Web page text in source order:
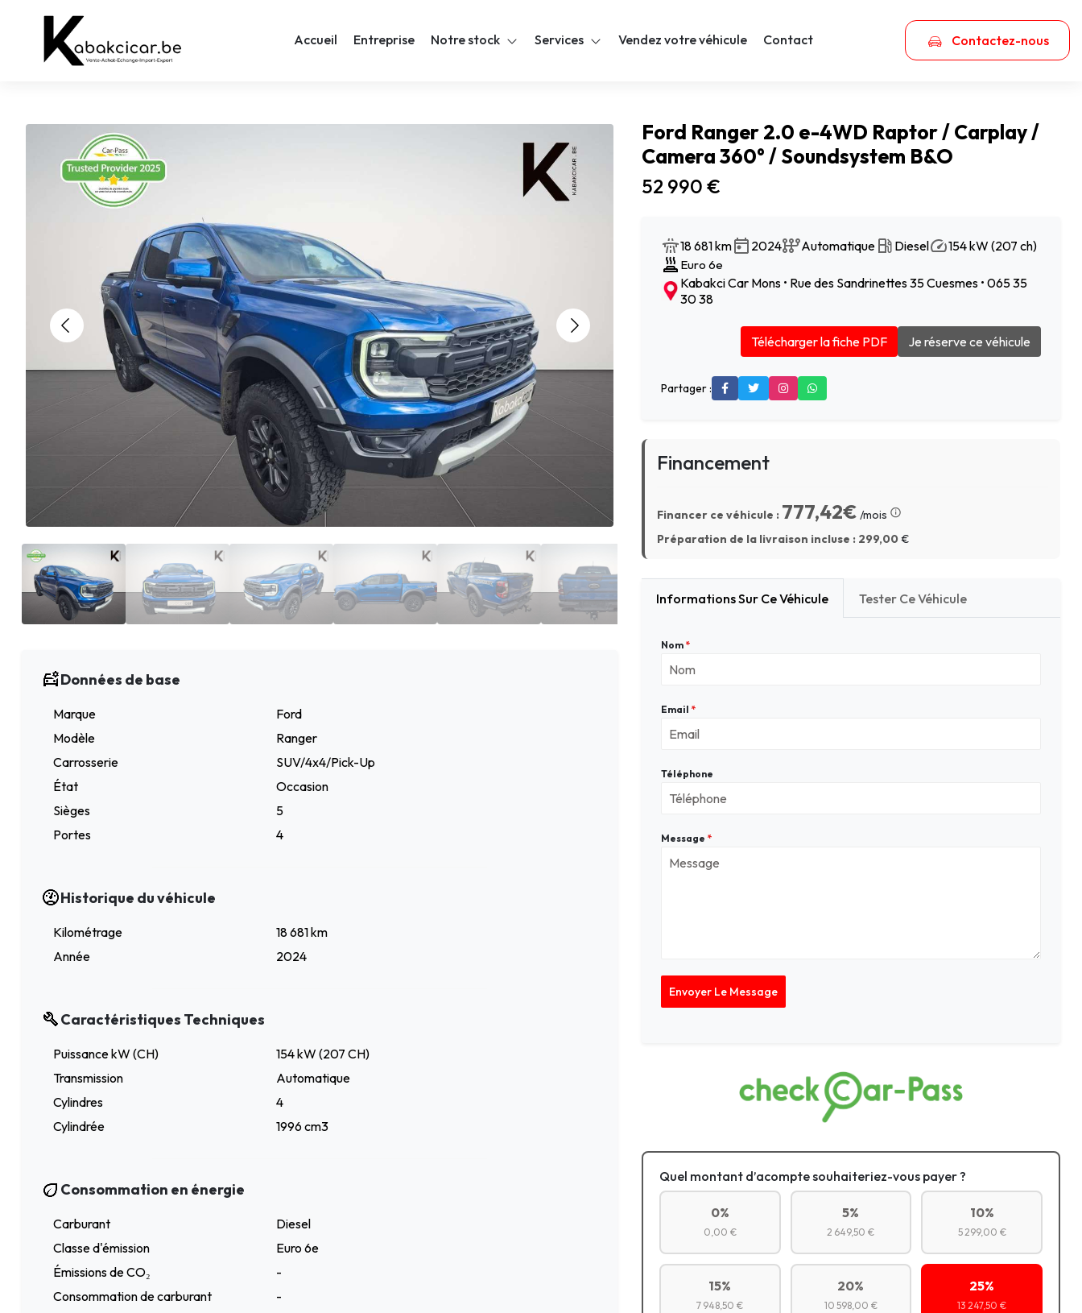
Accueil Entreprise Notre stock Services Vendez votre véhicule Contact Contactez-nous
Données de base
Marque
Ford
Modèle
Ranger
Carrosserie
SUV/4x4/Pick-Up
État
Occasion
Sièges
5
Portes
4
Historique du véhicule
Kilométrage
18 681 km
Année
2024
Caractéristiques Techniques
Puissance kW (CH)
154 kW (207 CH)
Transmission
Automatique
Cylindres
4
Cylindrée
1996 cm3
Consommation en énergie
Carburant
Diesel
Classe d'émission
Euro 6e
Émissions de CO₂
-
Consommation de carburant
-
Ford Ranger 2.0 e-4WD Raptor / Carplay /
Camera 360° / Soundsystem B&O
52 990 €
18 681 km 2024 Automatique Diesel 154 kW (207 ch)
Euro 6e
Kabakci Car Mons • Rue des Sandrinettes 35 Cuesmes • 065 35
30 38
Télécharger la fiche PDF Je réserve ce véhicule
Partager :
Financement
Financer ce véhicule : 777,42€ /mois
Préparation de la livraison incluse : 299,00 €
Informations Sur Ce Véhicule Tester Ce Véhicule
Nom *
Email *
Téléphone
Message *
Envoyer Le Message
Quel montant d’acompte souhaiteriez-vous payer ?
0%
0,00 €
5%
2 649,50 €
10%
5 299,00 €
15%
7 948,50 €
20%
10 598,00 €
25%
13 247,50 €